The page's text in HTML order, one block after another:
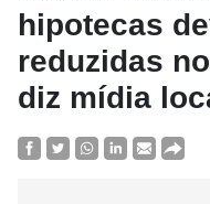
hipotecas
reduzidas
diz mídia